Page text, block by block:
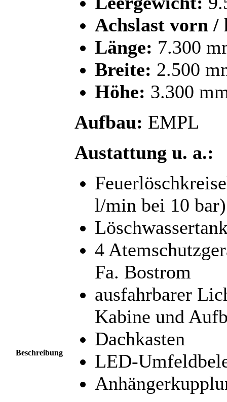
Beschreibung
Achslast vorn /
Länge: 7.300
Breite: 2.500
Höhe: 3.300
Aufbau: EMPL
Austattung u. a.:
l/min bei 10 bar)
4
Fa. Bostrom
ausfahrbarer
Kabine und
Dachkasten
LED-